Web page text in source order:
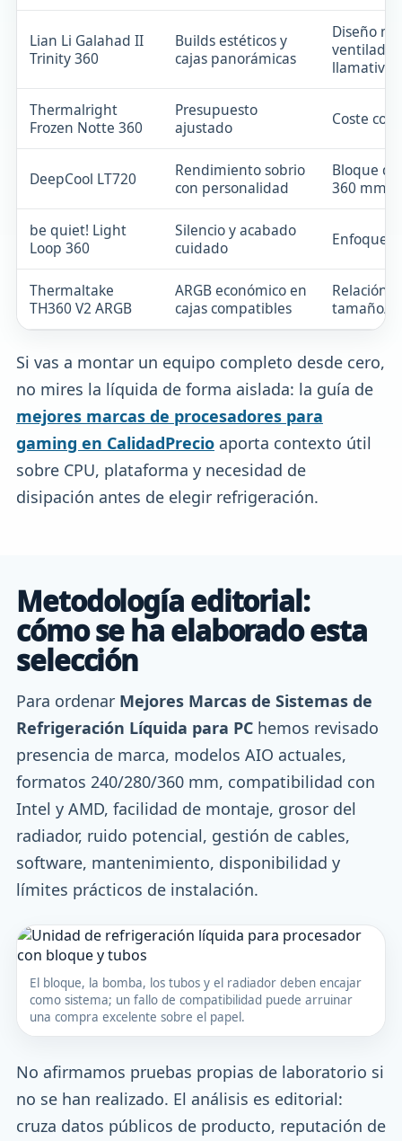
Lian Li Galahad II
Trinity 360
Builds estéticos y
cajas panorámicas
Diseño
llamativos
Thermalright
Frozen Notte 360
Presupuesto
ajustado
Coste
DeepCool LT720
Rendimiento sobrio
con personalidad
Bloque
360 mm
be quiet! Light
Loop 360
Silencio y acabado
cuidado
Enfoque
Thermaltake
TH360 V2 ARGB
ARGB económico en
cajas compatibles
Relación
tamaño/
Si vas a montar un equipo completo desde cero,
no mires la líquida de forma aislada: la guía de
mejores marcas de procesadores para
gaming en CalidadPrecio aporta contexto útil
sobre CPU, plataforma y necesidad de
disipación antes de elegir refrigeración.
Metodología editorial:
cómo se ha elaborado esta
selección
Para ordenar Mejores Marcas de Sistemas de
Refrigeración Líquida para PC hemos revisado
presencia de marca, modelos AIO actuales,
formatos 240/280/360 mm, compatibilidad con
Intel y AMD, facilidad de montaje, grosor del
radiador, ruido potencial, gestión de cables,
software, mantenimiento, disponibilidad y
límites prácticos de instalación.
El bloque, la bomba, los tubos y el radiador deben encajar
como sistema; un fallo de compatibilidad puede arruinar
una compra excelente sobre el papel.
No afirmamos pruebas propias de laboratorio si
no se han realizado. El análisis es editorial:
cruza datos públicos de producto, reputación de